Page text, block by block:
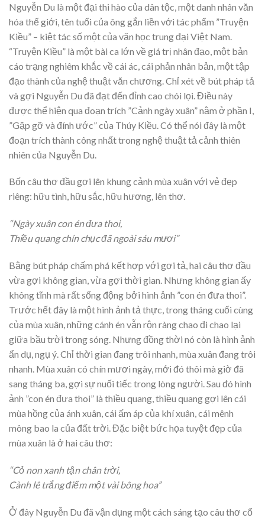
Nguyễn Du là một đại thi hào của dân tộc, một danh nhân văn
hóa thế giới, tên tuổi của ông gắn liền với tác phẩm ”Truyện
Kiều” – kiệt tác số một của văn học trung đại Việt Nam.
“Truyện Kiều” là một bài ca lớn về giá trị nhân đạo, một bản
cáo trạng nghiêm khắc về cái ác, cái phản nhân bản, một tập
đạo thành của nghệ thuật văn chương. Chỉ xét về bút pháp tả
và gợi Nguyễn Du đã đạt đến đỉnh cao chói lọi. Điều này
được thể hiện qua đoạn trích ”Cảnh ngày xuân” nằm ở phần I,
”Gặp gỡ và đính ước” của Thúy Kiều. Có thể nói đây là một
đoạn trích thành công nhất trong nghệ thuật tả cảnh thiên
nhiên của Nguyễn Du.
Bốn câu thơ đầu gợi lên khung cảnh mùa xuân với vẻ đẹp
riêng: hữu tình, hữu sắc, hữu hương, lên thơ.
“Ngày xuân con én đưa thoi,
Thiều quang chín chục đã ngoài sáu mươi”
Bằng bút pháp chấm phá kết hợp với gợi tả, hai câu thơ đầu
vừa gợi không gian, vừa gợi thời gian. Nhưng không gian ấy
không tĩnh mà rất sống động bởi hình ảnh ”con én đưa thoi”.
Trước hết đây là một hình ảnh tả thực, trong tháng cuối cùng
của mùa xuân, những cánh én vẫn rộn ràng chao đi chao lại
giữa bầu trời trong sóng. Nhưng đồng thời nó còn là hình ảnh
ẩn dụ, ngụ ý. Chỉ thời gian đang trôi nhanh, mùa xuân đang trôi
nhanh. Mùa xuân có chín mươi ngày, mới đó thôi mà giờ đã
sang tháng ba, gợi sự nuối tiếc trong lòng người. Sau đó hình
ảnh ”con én đưa thoi” là thiều quang, thiều quang gợi lên cái
mùa hồng của ánh xuân, cái ấm áp của khí xuân, cái mênh
mông bao la của đất trời. Đặc biệt bức họa tuyệt đẹp của
mùa xuân là ở hai câu thơ:
“Cỏ non xanh tận chân trời,
Cành lê trắng điểm một vài bông hoa”
Ở đây Nguyễn Du đã vận dụng một cách sáng tạo câu thơ cổ